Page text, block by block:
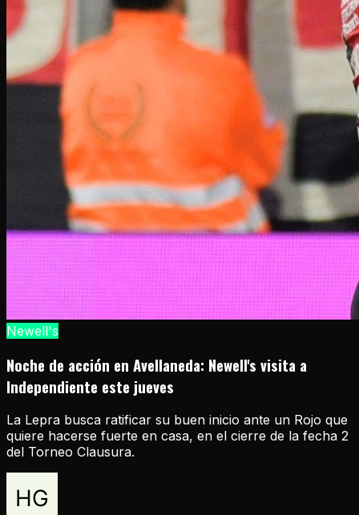
Newell's
Noche de acción en Avellaneda: Newell's visita a
Independiente este jueves
La Lepra busca ratificar su buen inicio ante un Rojo que
quiere hacerse fuerte en casa, en el cierre de la fecha 2
del Torneo Clausura.